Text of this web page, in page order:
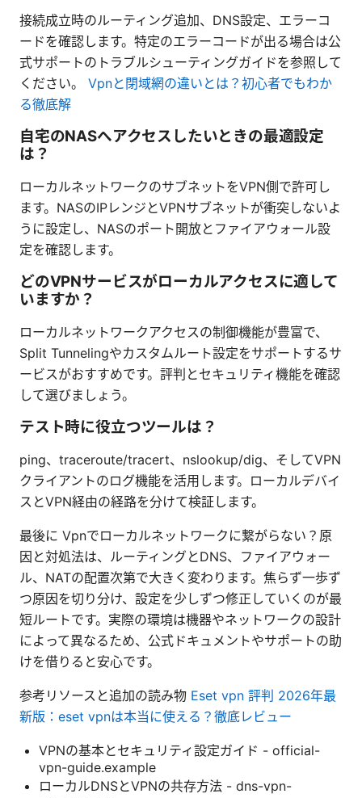
接続成立時のルーティング追加、DNS設定、エラーコ
ードを確認します。特定のエラーコードが出る場合は公
式サポートのトラブルシューティングガイドを参照して
ください。 Vpnと閉域網の違いとは？初心者でもわか
る徹底解
自宅のNASへアクセスしたいときの最適設定
は？
ローカルネットワークのサブネットをVPN側で許可し
ます。NASのIPレンジとVPNサブネットが衝突しないよ
うに設定し、NASのポート開放とファイアウォール設
定を確認します。
どのVPNサービスがローカルアクセスに適して
いますか？
ローカルネットワークアクセスの制御機能が豊富で、
Split Tunnelingやカスタムルート設定をサポートするサ
ービスがおすすめです。評判とセキュリティ機能を確認
して選びましょう。
テスト時に役立つツールは？
ping、traceroute/tracert、nslookup/dig、そしてVPN
クライアントのログ機能を活用します。ローカルデバイ
スとVPN経由の経路を分けて検証します。
最後に Vpnでローカルネットワークに繋がらない？原
因と対処法は、ルーティングとDNS、ファイアウォー
ル、NATの配置次第で大きく変わります。焦らず一歩ず
つ原因を切り分け、設定を少しずつ修正していくのが最
短ルートです。実際の環境は機器やネットワークの設計
によって異なるため、公式ドキュメントやサポートの助
けを借りると安心です。
参考リソースと追加の読み物 Eset vpn 評判 2026年最
新版：eset vpnは本当に使える？徹底レビュー
VPNの基本とセキュリティ設定ガイド - official-
vpn-guide.example
ローカルDNSとVPNの共存方法 - dns-vpn-